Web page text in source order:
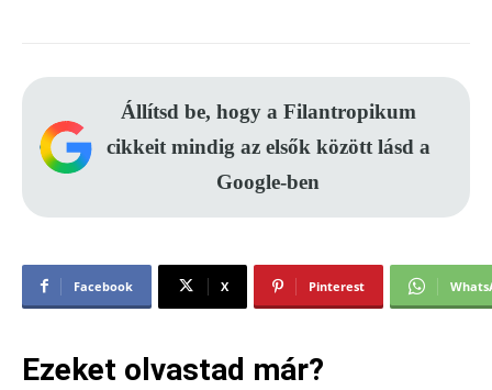
Állítsd be, hogy a Filantropikum
cikkeit mindig az elsők között lásd a
Google-ben
Facebook X Pinterest
Ezeket olvastad már?